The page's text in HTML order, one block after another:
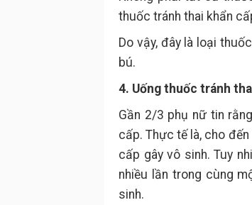
thuốc tránh thai khẩn
Do vậy, đây là loại
bú.
4. Uống thuốc tránh
Gần 2/3 phụ nữ tin
cấp. Thực tế là, cho
cấp gây vô sinh. Tuy
nhiều lần trong cùng
sinh.